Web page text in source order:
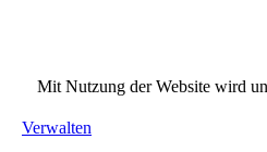
Mit Nutzung der Website wird
Verwalten